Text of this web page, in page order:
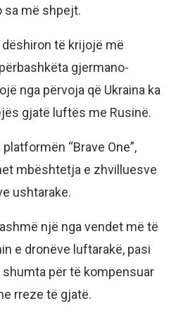
sa më shpejt.
të krijojë më
gjermano-
nga përvoja që Ukraina ka
gjatë luftës me Rusinë.
“Brave One”,
mbështetja e zhvilluesve
ushtarake.
një nga vendet më të
e dronëve luftarakë, pasi
për të kompensuar
rreze të gjatë.